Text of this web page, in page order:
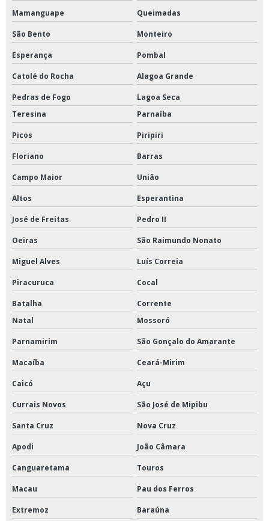
Mamanguape Queimadas
São Bento Monteiro
Esperança Pombal
Catolé do Rocha Alagoa Grande
Pedras de Fogo
Lagoa Seca
Teresina
Parnaíba
Picos Piripiri
Floriano Barras
Campo Maior União
Altos Esperantina
José de Freitas Pedro II
Oeiras São Raimundo Nonato
Miguel Alves Luís Correia
Piracuruca Cocal
Batalha
Corrente
Natal
Mossoró
Parnamirim São Gonçalo do Amarante
Macaíba Ceará-Mirim
Caicó Açu
Currais Novos São José de Mipibu
Santa Cruz Nova Cruz
Apodi João Câmara
Canguaretama Touros
Macau Pau dos Ferros
Extremoz
Baraúna